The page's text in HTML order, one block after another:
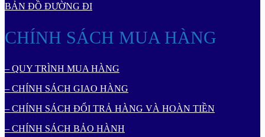
BẢN ĐỒ ĐƯỜNG ĐI
CHÍNH SÁCH MUA HÀNG
– QUY TRÌNH MUA HÀNG
– CHÍNH SÁCH GIAO HÀNG
– CHÍNH SÁCH ĐỔI TRẢ HÀNG VÀ HOÀN TIỀN
– CHÍNH SÁCH BẢO HÀNH